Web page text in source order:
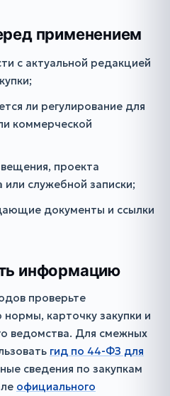
применением
с актуальной редакцией
ли регулирование для
коммерческой
проекта
служебной записки;
документы и ссылки
информацию
проверьте
карточку закупки и
ведомства. Для смежных
гид по 44-ФЗ для
сведения по закупкам
официального